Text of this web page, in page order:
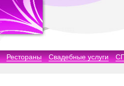
Рестораны Свадебные услуги